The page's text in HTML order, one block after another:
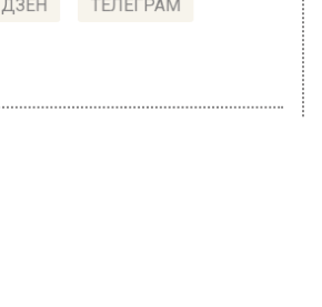
ДЗЕН ТЕЛЕГРАМ